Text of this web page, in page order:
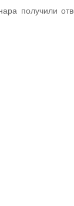
получили